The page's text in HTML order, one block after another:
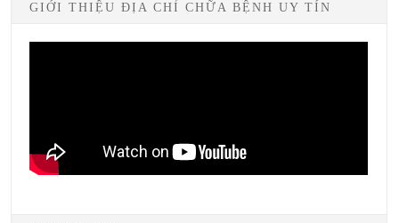
GIỚI THIỆU ĐỊA CHỈ CHỮA BỆNH UY TÍN